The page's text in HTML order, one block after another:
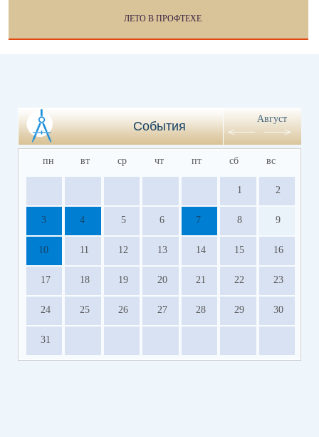
ЛЕТО В ПРОФТЕХЕ
События
Август
пн вт ср чт пт сб вс
1 2
3 4 5 6 7 8 9
10 11 12 13 14 15 16
17 18 19 20 21 22 23
24 25 26 27 28 29 30
31